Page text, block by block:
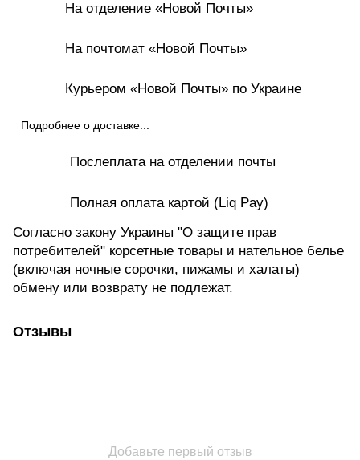
На отделение «Новой Почты»
На почтомат «Новой Почты»
Курьером «Новой Почты» по Украине
Подробнее о доставке...
Послеплата на отделении почты
Полная оплата картой (Liq Pay)
Согласно закону Украины "О защите прав
потребителей" корсетные товары и нательное белье
(включая ночные сорочки, пижамы и халаты)
обмену или возврату не подлежат.
Отзывы
Добавьте первый отзыв